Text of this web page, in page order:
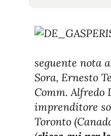
seguente nota
Sora, Ernesto
Comm. Alfredo
imprenditore
Toronto